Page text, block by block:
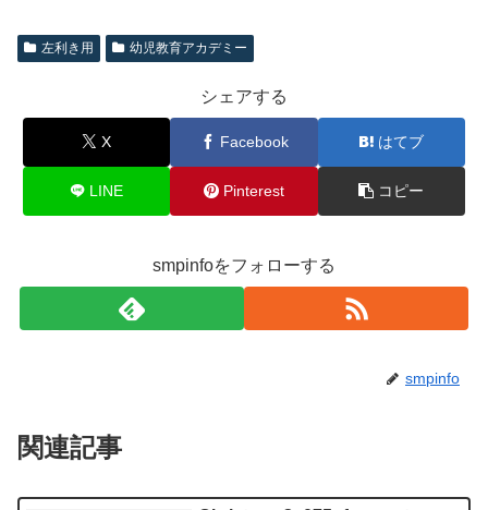
左利き用 幼児教育アカデミー
シェアする
X Facebook はてブ
LINE Pinterest コピー
smpinfoをフォローする
smpinfo
関連記事